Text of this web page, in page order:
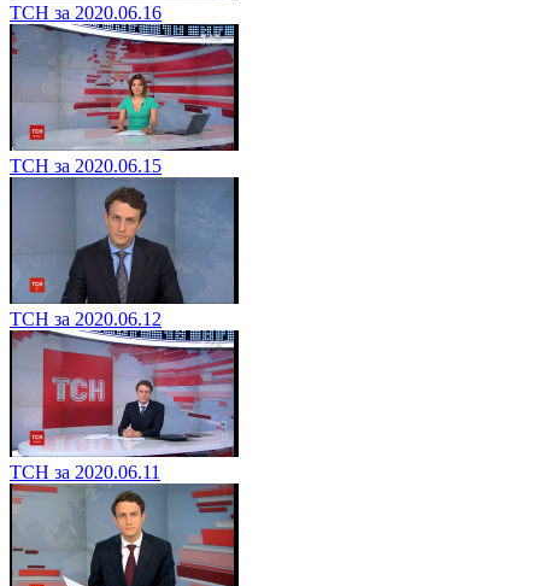
ТСН за 2020.06.16
ТСН за 2020.06.15
ТСН за 2020.06.12
ТСН за 2020.06.11